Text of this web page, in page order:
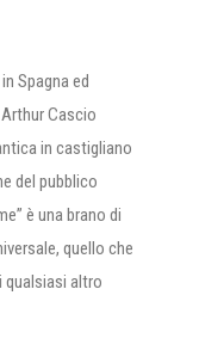
Spagna ed
Cascio
in castigliano
del pubblico
è una brano di
quello che
qualsiasi altro